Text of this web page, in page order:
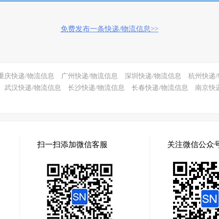
免费发布一条快递/物流信息>>
庆快递/物流信息 广州快递/物流信息 深圳快递/物流信息
杭州快递
武汉快递/物流信息
长沙快递/物流信息 长春快递/物流信息 南京快
扫一扫添加微信客服 关注微信公众